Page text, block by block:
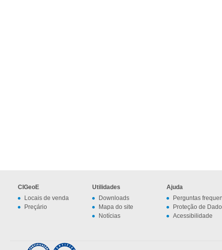
CIGeoE
Locais de venda
Preçário
Utilidades
Downloads
Mapa do site
Notícias
Ajuda
Perguntas
Proteção de
Acessibilidade